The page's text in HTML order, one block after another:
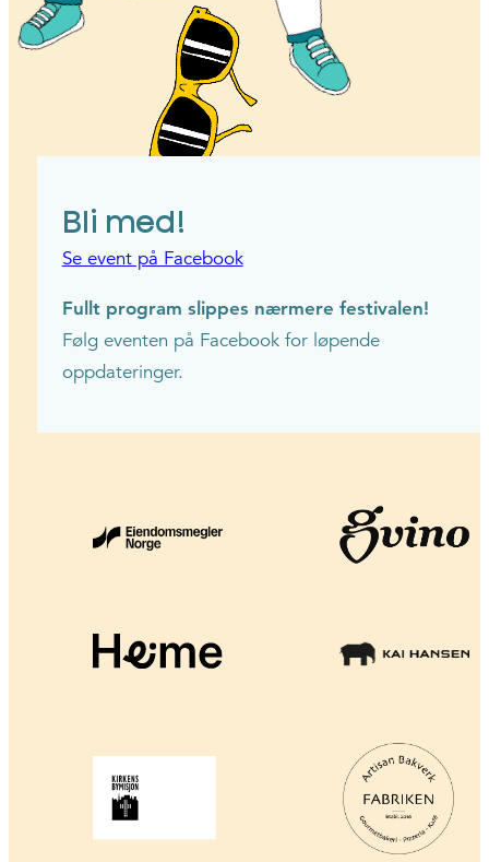
Bli med!
Se event på Facebook
Fullt program slippes nærmere festivalen!
Følg eventen på Facebook for løpende
oppdateringer.